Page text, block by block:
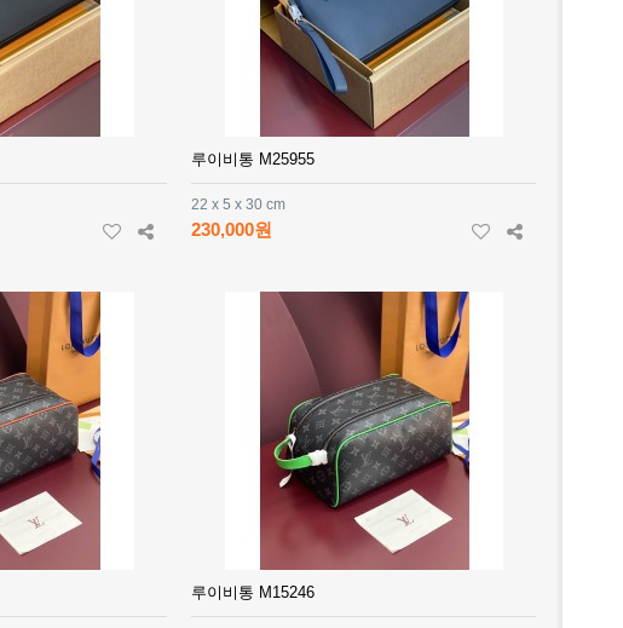
루이비통 M25955
22 x 5 x 30 cm
230,000원
루이비통 M15246